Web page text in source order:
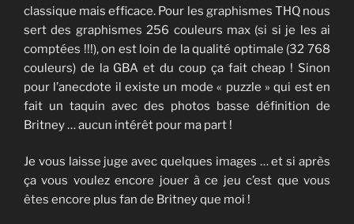
classique mais efficace. Pour les graphismes THQ nous
sert des graphismes 256 couleurs max (si si je les ai
comptées !!!), on est loin de la qualité optimale (32 768
couleurs) de la GBA et du coup ça fait cheap ! Sinon
pour l’anecdote il existe un mode « puzzle » qui est en
fait un taquin avec des photos basse définition de
Britney … aucun intérêt pour ma part !
Je vous laisse juge avec quelques images … et si après
ça vous voulez encore jouer à ce jeu c’est que vous
êtes encore plus fan de Britney que moi !